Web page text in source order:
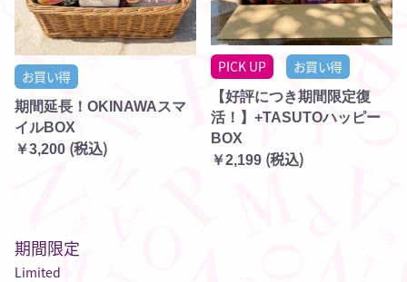
お買い得
期間延長！OKINAWAスマ
イルBOX
￥3,200 (税込)
PICK UP お買い得
【好評につき期間限定復
活！】+TASUTOハッピー
BOX
￥2,199 (税込)
期間限定
Limited